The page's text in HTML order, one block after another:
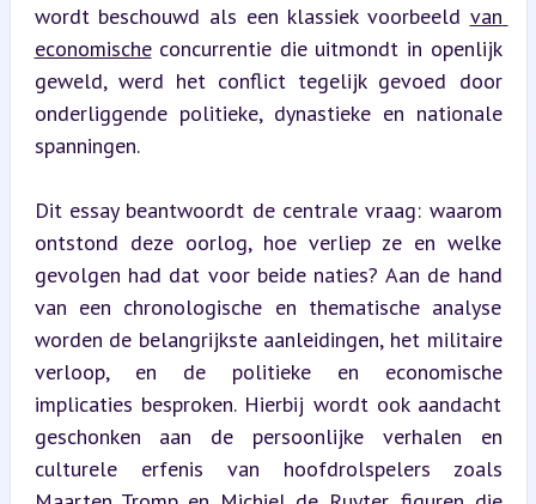
wordt beschouwd als een klassiek voorbeeld van
economische concurrentie die uitmondt in openlijk
geweld, werd het conflict tegelijk gevoed door
onderliggende politieke, dynastieke en nationale
spanningen.
Dit essay beantwoordt de centrale vraag: waarom
ontstond deze oorlog, hoe verliep ze en welke
gevolgen had dat voor beide naties? Aan de hand
van een chronologische en thematische analyse
worden de belangrijkste aanleidingen, het militaire
verloop, en de politieke en economische
implicaties besproken. Hierbij wordt ook aandacht
geschonken aan de persoonlijke verhalen en
culturele erfenis van hoofdrolspelers zoals